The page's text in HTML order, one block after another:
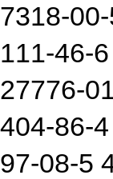
7318-
111-46-
27776-
404-86-
97-08-5